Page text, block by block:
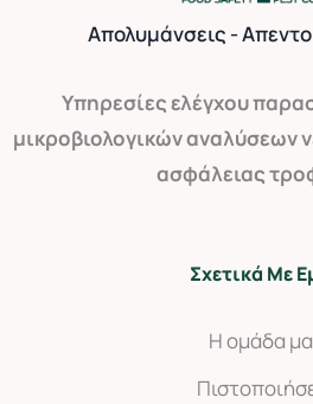
Απολυμάνσεις -
Yπηρεσίες ελέγχου
μικροβιολογικών αναλύσεων
ασφάλειας
Σχετικά Με
Η ομάδα